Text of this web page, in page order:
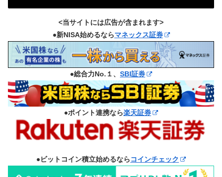
<当サイトには広告が含まれます>
●新NISA始めるならマネックス証券
●総合力No.１、 SBI証券
●ポイント連携なら楽天証券
●ビットコイン積立始めるならコインチェック